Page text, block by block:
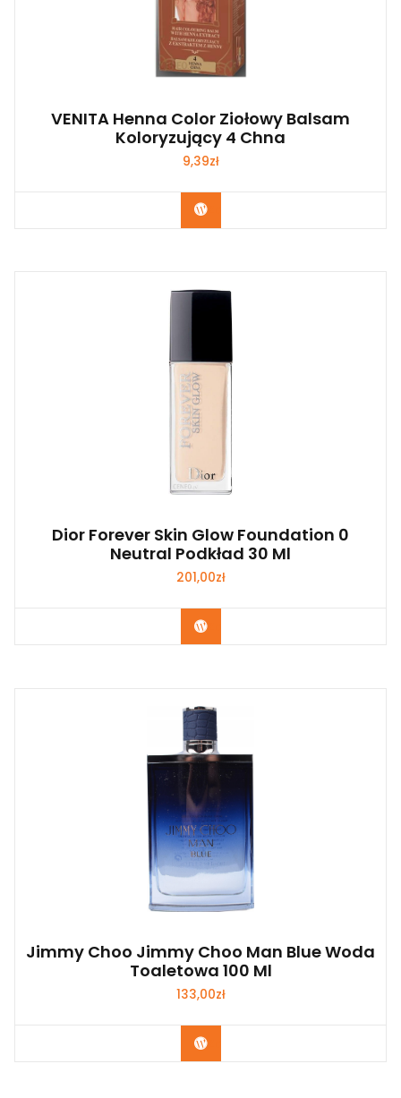
VENITA Henna Color Ziołowy Balsam
Koloryzujący 4 Chna
9,39zł
Zobacz
Dior Forever Skin Glow Foundation 0
Neutral Podkład 30 Ml
201,00zł
Zobacz
Jimmy Choo Jimmy Choo Man Blue Woda
Toaletowa 100 Ml
133,00zł
Zobacz